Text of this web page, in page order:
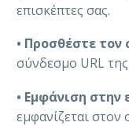
επισκέπτες σας.
• Προσθέστε τον
σύνδεσμο URL
• Εμφάνιση στην
εμφανίζεται στον